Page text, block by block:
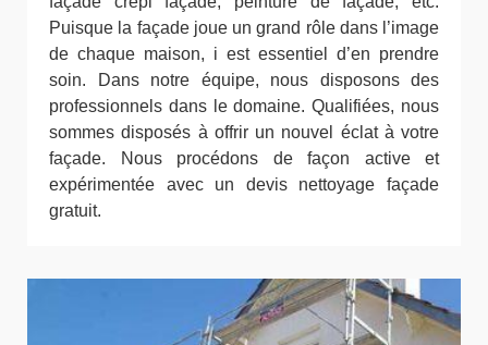
Puisque la façade joue un grand rôle dans l’image
de chaque maison, i est essentiel d’en prendre
soin. Dans notre équipe, nous disposons des
professionnels dans le domaine. Qualifiées, nous
sommes disposés à offrir un nouvel éclat à votre
façade. Nous procédons de façon active et
expérimentée avec un devis nettoyage façade
gratuit.